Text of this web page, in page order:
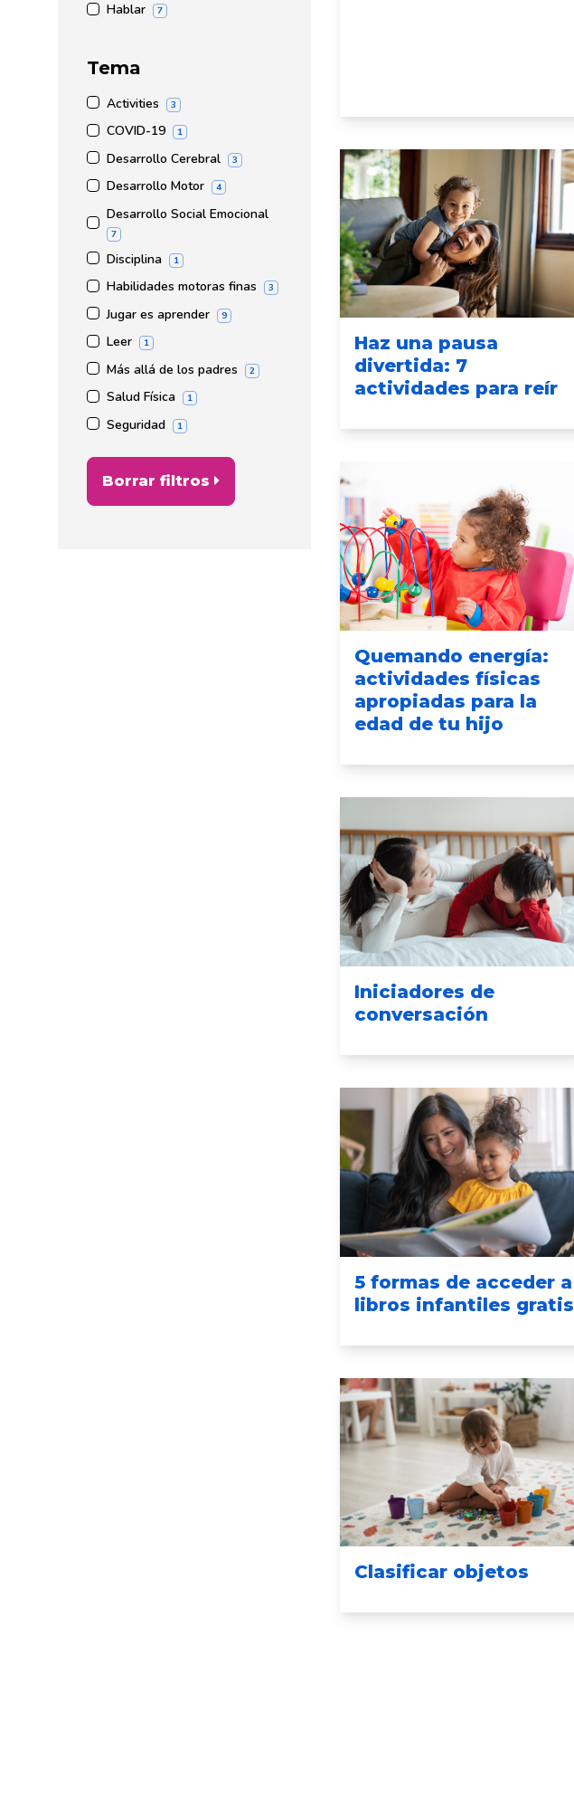
Hablar 7
Tema
Activities 3
COVID-19 1
Desarrollo Cerebral 3
Desarrollo Motor 4
Desarrollo Social Emocional
7
Disciplina 1
Habilidades motoras finas 3
Jugar es aprender 9
Leer 1
Más allá de los padres 2
Salud Física 1
Seguridad 1
Borrar filtros
Haz una pausa
divertida: 7
actividades para reír
Quemando energía:
actividades físicas
apropiadas para la
edad de tu hijo
Iniciadores de
conversación
5 formas de acceder a
libros infantiles gratis
Clasificar objetos